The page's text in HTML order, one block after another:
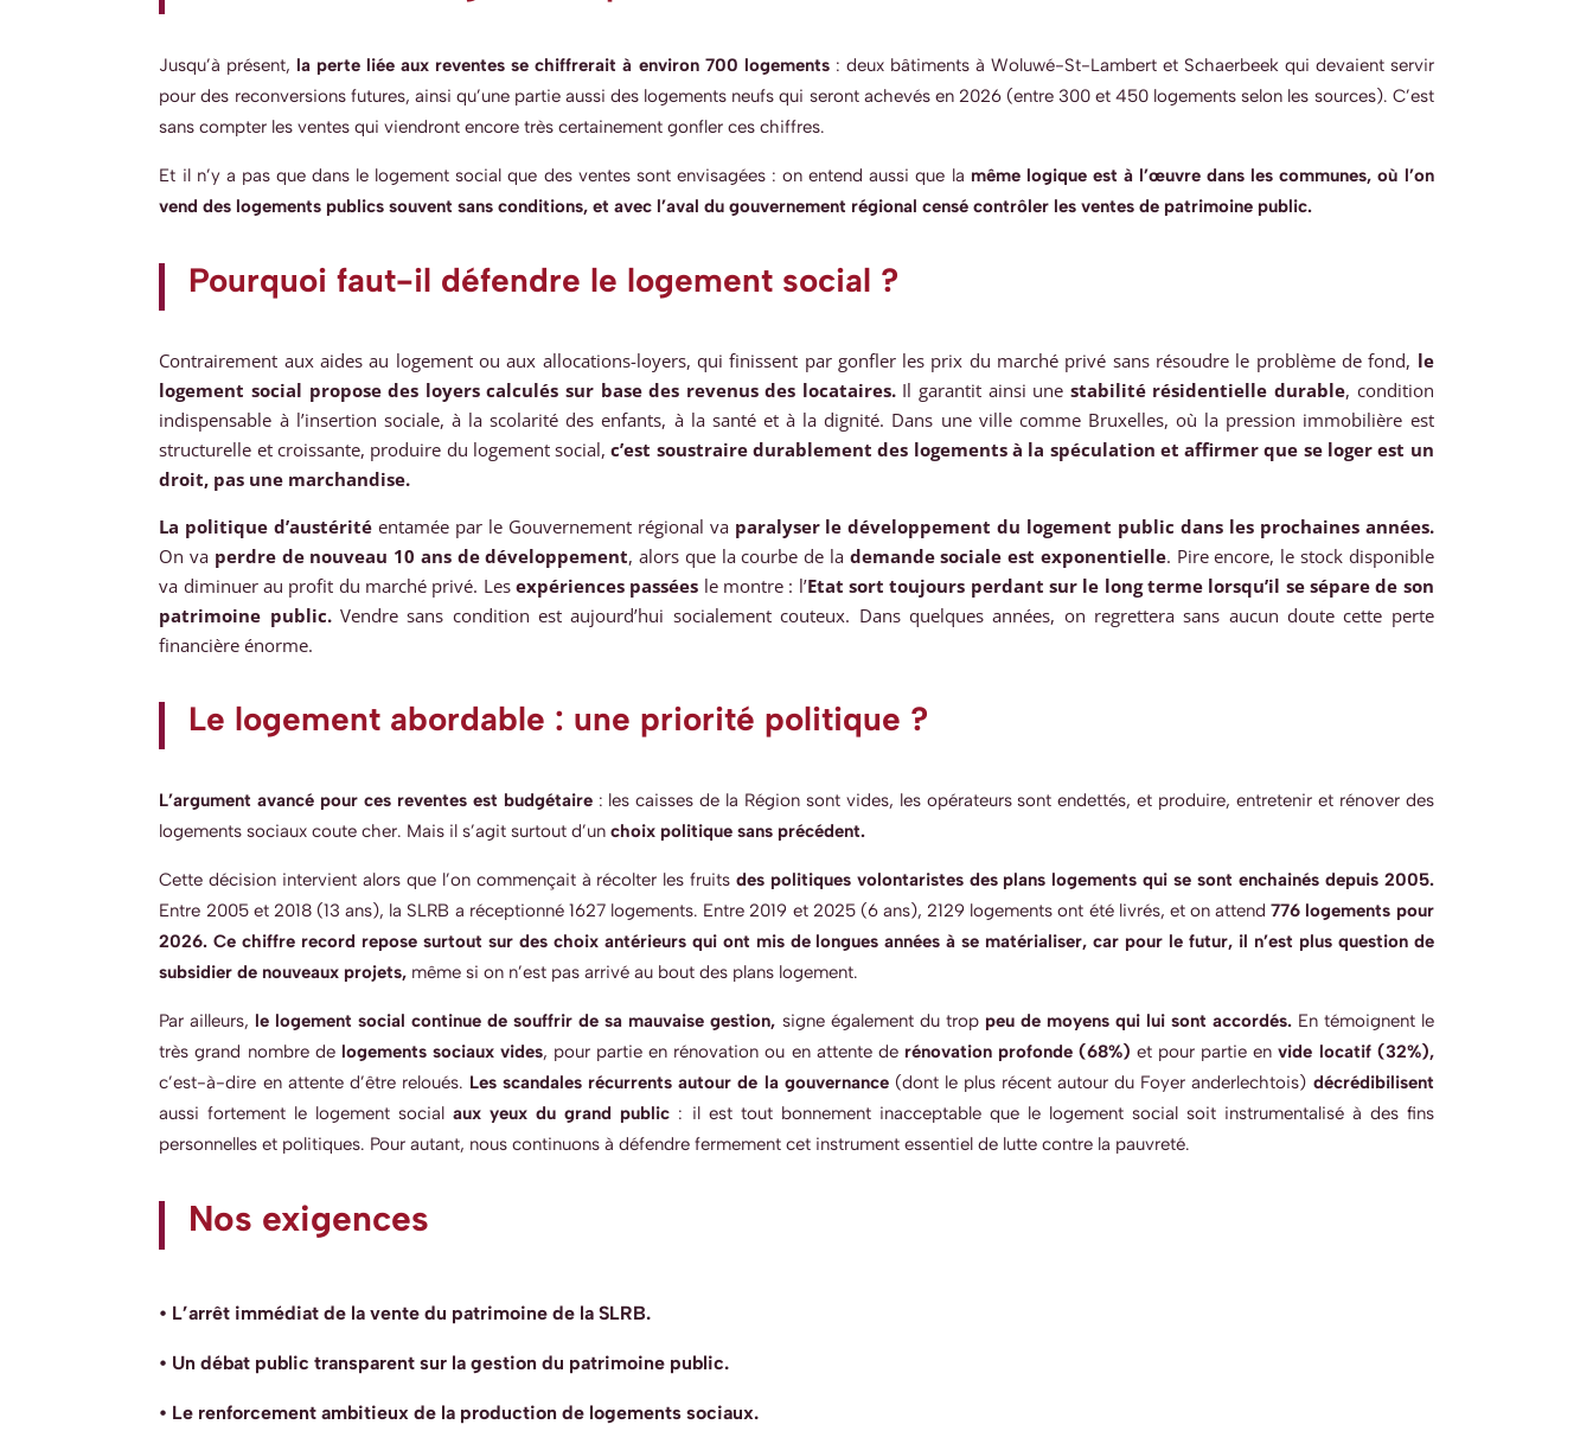
Jusqu’à présent, la perte liée aux reventes se chiffrerait à environ 700 logements: deux bâtiments à Woluwé-St-Lambert et Schaerbeek qui devaient servir
pour des reconversions futures, ainsi qu’une partie aussi des logements neufs qui seront achevés en 2026 (entre 300 et 450 logements selon les sources). C’est
sans compter les ventes qui viendront encore très certainement gonfler ces chiffres.
Et il n’y a pas que dans le logement social que des ventes sont envisagées : on entend aussi que la même logique est à l’œuvre dans les communes, où l’on
vend des logements publics souvent sans conditions, et avec l’aval du gouvernement régional censé contrôler les ventes de patrimoine public.
Pourquoi faut-il défendre le logement social ?
Contrairement aux aides au logement ou aux allocations-loyers, qui finissent par gonfler les prix du marché privé sans résoudre le problème de fond, le
logement social propose des loyers calculés sur base des revenus des locataires.Il garantit ainsi une stabilité résidentielle durable, condition
indispensable à l’insertion sociale, à la scolarité des enfants, à la santé et à la dignité. Dans une ville comme Bruxelles, où la pression immobilière est
structurelle et croissante, produire du logement social, c’est soustraire durablement des logements à la spéculation et affirmer que se loger est un
droit, pas une marchandise.
La politique d’austérité entamée par le Gouvernement régional va paralyser le développement du logement public dans les prochaines années.
On va perdre de nouveau 10 ans de développement, alors que la courbe de la demande sociale est exponentielle. Pire encore, le stock disponible
va diminuer au profit du marché privé. Lesexpériences passées le montre : l’Etat sort toujours perdant sur le long terme lorsqu’il se sépare de son
patrimoine public.Vendre sans condition est aujourd’hui socialement couteux. Dans quelques années, on regrettera sans aucun doute cette perte
financière énorme.
Le logement abordable : une priorité politique ?
L’argument avancé pour ces reventes est budgétaire: les caisses de la Région sont vides, les opérateurs sont endettés, et produire, entretenir et rénover des
logements sociaux coute cher. Mais il s’agit surtout d’unchoix politique sans précédent.
Cette décision intervient alors que l’on commençait à récolter les fruits des politiques volontaristes des plans logements qui se sont enchainés depuis 2005.
Entre 2005 et 2018 (13 ans), la SLRB a réceptionné 1627 logements. Entre 2019 et 2025 (6 ans), 2129 logements ont été livrés, et on attend776 logements pour
2026. Ce chiffre record repose surtout sur des choix antérieurs qui ont mis de longues années à se matérialiser, car pour le futur, il n’est plus question de
subsidier de nouveaux projets, même si on n’est pas arrivé au bout des plans logement.
Par ailleurs, le logement social continue de souffrir de sa mauvaise gestion, signe également du troppeu de moyens qui lui sont accordés. En témoignent le
très grand nombre de logements sociauxvides, pour partie en rénovation ou en attente de rénovation profonde (68%) et pour partie envide locatif (32%),
c’est-à-dire en attente d’être reloués. Les scandales récurrents autour de la gouvernance(dont le plus récent autour du Foyer anderlechtois) décrédibilisent
aussi fortement le logement socialaux yeux du grand public : il est tout bonnement inacceptable que le logement social soit instrumentalisé à des fins
personnelles et politiques. Pour autant, nous continuons à défendre fermement cet instrument essentiel de lutte contre la pauvreté.
Nos exigences
• L’arrêt immédiat de la vente du patrimoine de la SLRB.
• Un débat public transparent sur la gestion du patrimoine public.
• Le renforcement ambitieux de la production de logements sociaux.